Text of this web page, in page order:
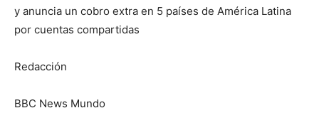
y anuncia un cobro extra en 5 países de América Latina
por cuentas compartidas
Redacción
BBC News Mundo